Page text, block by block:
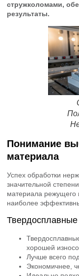
стружколомами,
результаты.
Понимание
материала
Успех обработки
значительной
материала режущего
наиболее
Твердосплавные
хорошей
Лучше всего
Экономичнее,